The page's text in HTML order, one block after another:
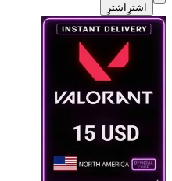
اشترِ اشترِ